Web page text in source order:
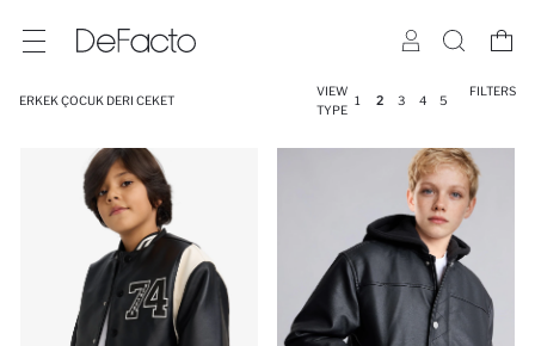
ERKEK ÇOCUK DERI CEKET
VIEW
TYPE
1 2 3 4 5
FILTERS